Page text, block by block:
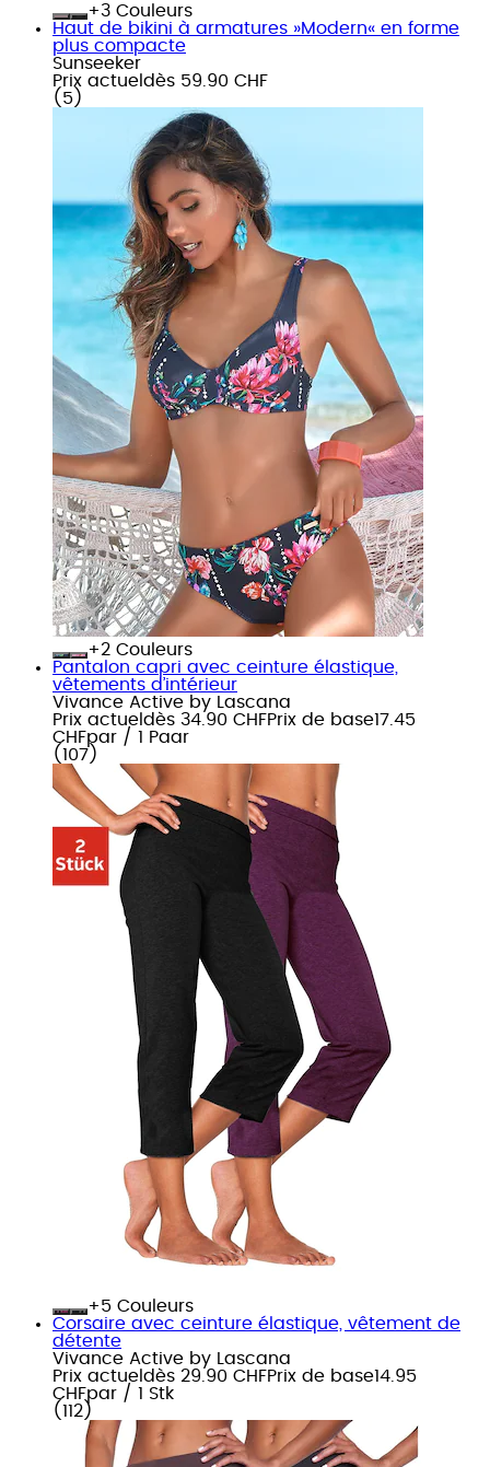
+
Couleurs
Haut de bikini à armatures »Modern« en forme
plus compacte
Sunseeker
Prix actuel dès 59.90 CHF
( 5 )
+
Couleurs
Pantalon capri avec ceinture élastique,
vêtements d’intérieur
Vivance Active by Lascana
Prix actuel dès 34.90 CHFPrix de base17.45
CHFpar / 1 Paar
( 107 )
+
Couleurs
Corsaire avec ceinture élastique, vêtement de
détente
Vivance Active by Lascana
Prix actuel dès 29.90 CHFPrix de base14.95
CHFpar / 1 Stk
( 112 )